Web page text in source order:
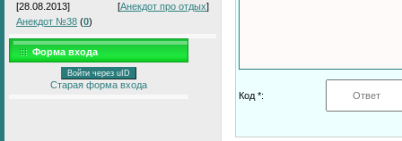
[28.08.2013]
[Анекдот про отдых]
Анекдот №38 (0)
Форма входа
Войти через uID
Старая форма входа
Код *: